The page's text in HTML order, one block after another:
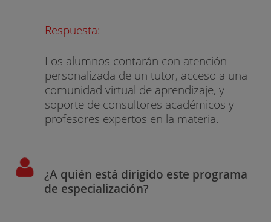
Respuesta:
Los alumnos contarán con atención
personalizada de un tutor, acceso a una
comunidad virtual de aprendizaje, y
soporte de consultores académicos y
profesores expertos en la materia.
¿A quién está dirigido este programa
de especialización?